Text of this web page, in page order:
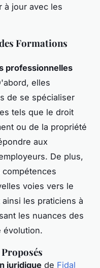
à jour avec les
Formations
professionnelles
elles
de se spécialiser
tels que le droit
ou de la propriété
aux
De plus,
voies vers le
les praticiens à
les nuances des
évolution.
juridique de Fidal